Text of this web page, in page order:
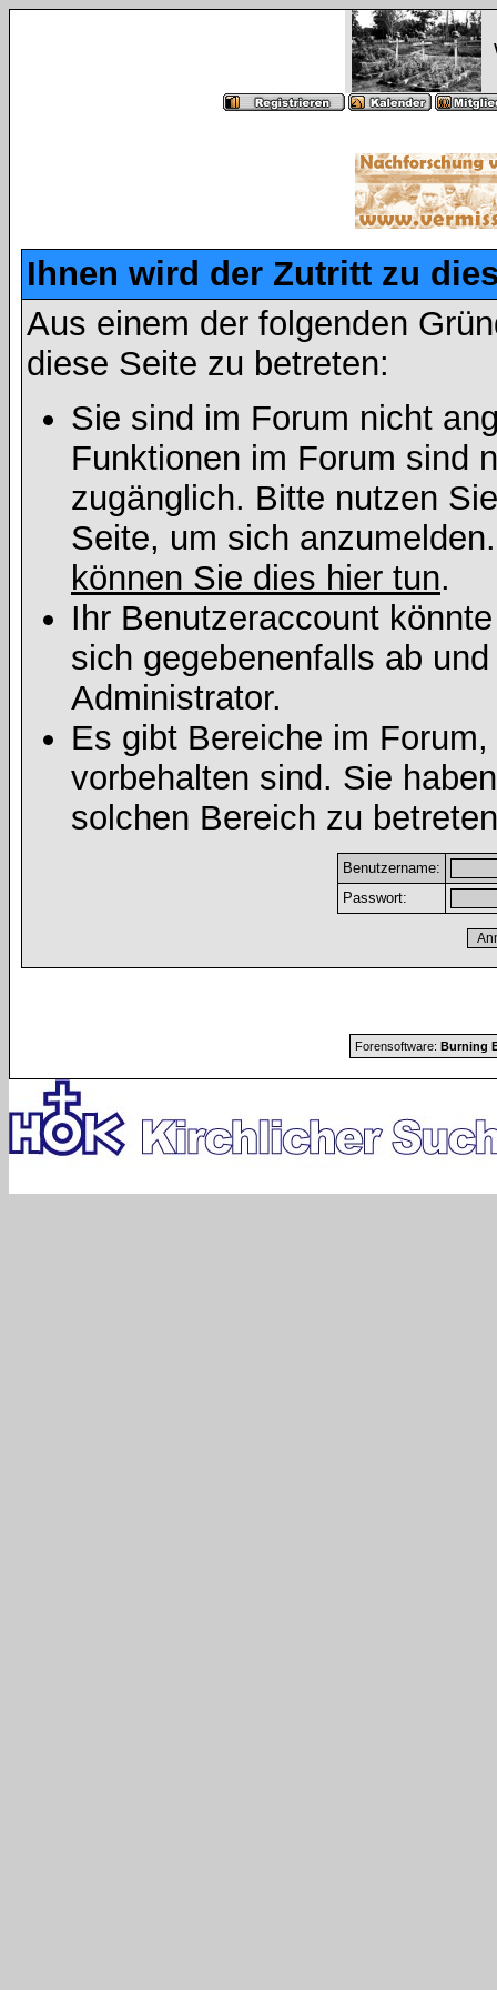
Ihnen wird der Zutritt zu
Aus einem der folgenden
diese Seite zu betreten:
Sie sind im Forum nicht
Funktionen im Forum sind
zugänglich. Bitte nutzen
Seite, um sich
können Sie dies hier tun.
Ihr Benutzeraccount
sich gegebenenfalls ab
Administrator.
Es gibt Bereiche im
vorbehalten sind. Sie
solchen Bereich zu
Benutzername:
Passwort:
Forensoftware: Burning